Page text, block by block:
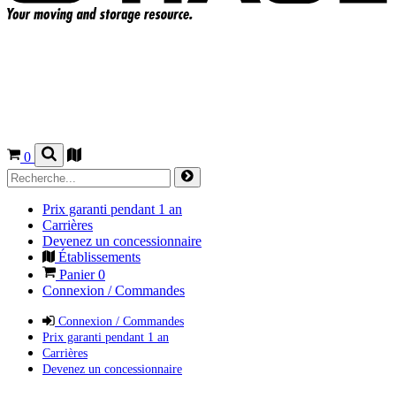
0
Prix garanti pendant 1 an
Carrières
Devenez un concessionnaire
Établissements
Panier0
Connexion / Commandes
Connexion / Commandes
Prix garanti pendant 1 an
Carrières
Devenez un concessionnaire